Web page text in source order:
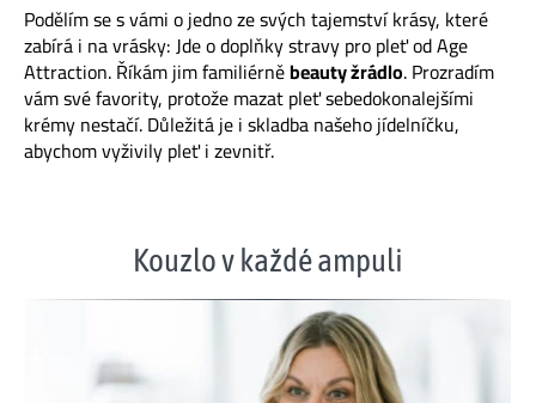
Podělím se s vámi o jedno ze svých tajemství krásy, které
zabírá i na vrásky: Jde o doplňky stravy pro pleť od Age
Attraction. Říkám jim familiérněbeauty žrádlo. Prozradím
vám své favority, protože mazat pleť sebedokonalejšími
krémy nestačí. Důležitá je i skladba našeho jídelníčku,
abychom vyživily pleť i zevnitř.
Kouzlo v každé ampuli